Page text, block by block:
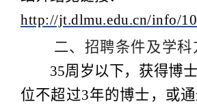
http://jt.dlmu.edu.cn/info/
二、招聘条件及学科
35周岁以下，获得博
位不超过3年的博士，或